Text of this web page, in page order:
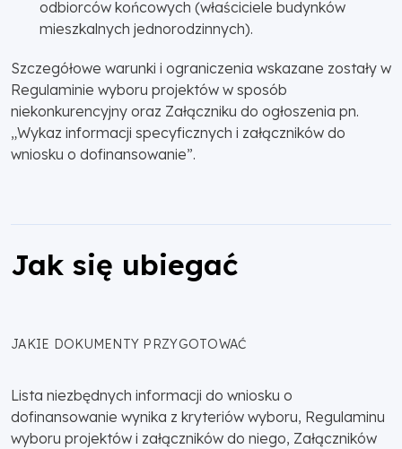
odbiorców końcowych (właściciele budynków
mieszkalnych jednorodzinnych).
Szczegółowe warunki i ograniczenia wskazane zostały w
Regulaminie wyboru projektów w sposób
niekonkurencyjny oraz Załączniku do ogłoszenia pn.
„Wykaz informacji specyficznych i załączników do
wniosku o dofinansowanie”.
Jak się ubiegać
JAKIE DOKUMENTY PRZYGOTOWAĆ
Lista niezbędnych informacji do wniosku o
dofinansowanie wynika z kryteriów wyboru, Regulaminu
wyboru projektów i załączników do niego, Załączników